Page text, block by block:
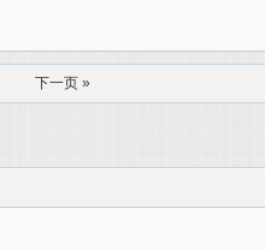
下一页 »